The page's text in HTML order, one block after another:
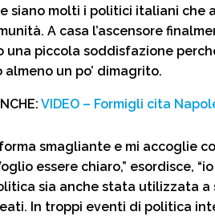
siano molti i politici italiani che
A casa l’ascensore
una piccola soddisfazione
almeno un po’ dimagrito.
VIDEO – Formigli cita
smagliante e mi accoglie
essere chiaro,” esordisce,
sia anche stata utilizzata a
In troppi eventi di politica